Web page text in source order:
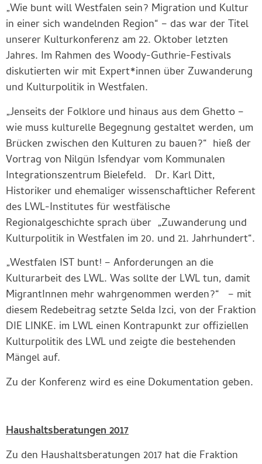
„Wie bunt will Westfalen sein? Migration und Kultur
in einer sich wandelnden Region“ – das war der Titel
unserer Kulturkonferenz am 22. Oktober letzten
Jahres. Im Rahmen des Woody-Guthrie-Festivals
diskutierten wir mit Expert*innen über Zuwanderung
und Kulturpolitik in Westfalen.
„Jenseits der Folklore und hinaus aus dem Ghetto –
wie muss kulturelle Begegnung gestaltet werden, um
Brücken zwischen den Kulturen zu bauen?“ hieß der
Vortrag von Nilgün Isfendyar vom Kommunalen
Integrationszentrum Bielefeld. Dr. Karl Ditt,
Historiker und ehemaliger wissenschaftlicher Referent
des LWL-Institutes für westfälische
Regionalgeschichte sprach über „Zuwanderung und
Kulturpolitik in Westfalen im 20. und 21. Jahrhundert“.
„Westfalen IST bunt! – Anforderungen an die
Kulturarbeit des LWL. Was sollte der LWL tun, damit
MigrantInnen mehr wahrgenommen werden?“ – mit
diesem Redebeitrag setzte Selda Izci, von der Fraktion
DIE LINKE. im LWL einen Kontrapunkt zur offiziellen
Kulturpolitik des LWL und zeigte die bestehenden
Mängel auf.
Zu der Konferenz wird es eine Dokumentation geben.
Haushaltsberatungen 2017
Zu den Haushaltsberatungen 2017 hat die Fraktion